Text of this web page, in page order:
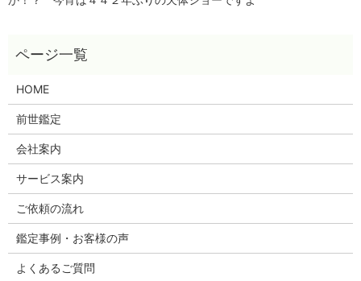
HOME
前世鑑定
会社案内
サービス案内
ご依頼の流れ
鑑定事例・お客様の声
よくあるご質問